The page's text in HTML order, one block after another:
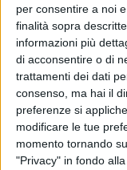
per consentire a noi
finalità sopra
informazioni più
di acconsentire o di
trattamenti dei dati
consenso, ma hai il
preferenze si
modificare le tue
momento tornando
"Privacy" in fondo
SPORT
Trofeo